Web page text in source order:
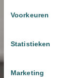
Voorkeuren
Statistieken
Marketing